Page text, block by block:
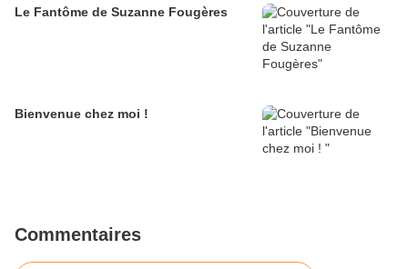
Le Fantôme de Suzanne Fougères
Bienvenue chez moi !
Commentaires